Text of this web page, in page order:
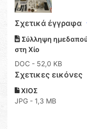
Σχετικά έγγραφα
Σύλληψη
στη Χίο
DOC - 52,0 KB
Σχετικες εικόνες
ΧΙΟΣ
JPG - 1,3 MB